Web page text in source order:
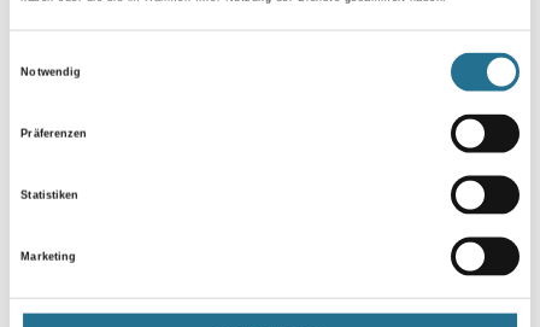
Notwendig
Präferenzen
Statistiken
Marketing